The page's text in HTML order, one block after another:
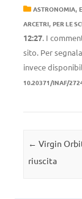
ASTRONOMIA,
ARCETRI, PER LE
12:27. I
sito. Per
invece
10.20371/INAF/
Navigazione
← Virgin
riuscita